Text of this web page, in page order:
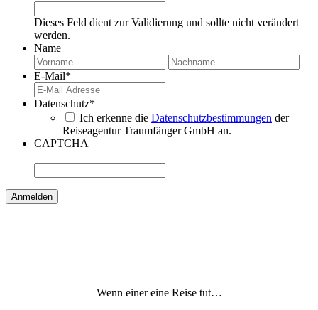
Dieses Feld dient zur Validierung und sollte nicht verändert
werden.
Name
Vorname
E-Mail*
Datenschutz*
Ich erkenne die Datenschutzbestimmungen der
Reiseagentur Traumfänger GmbH an.
CAPTCHA
Wenn einer eine Reise tut…